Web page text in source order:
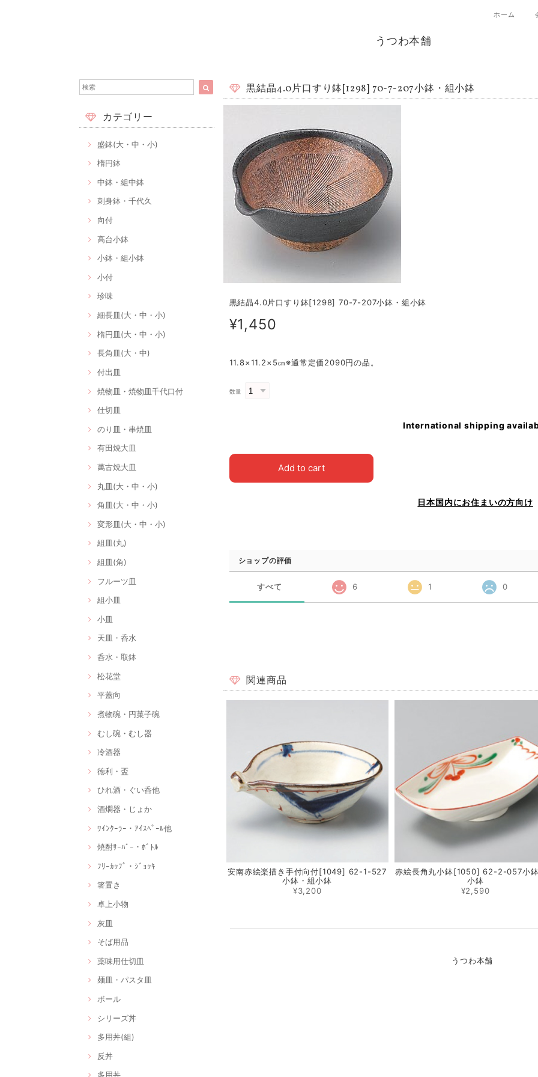
ホーム
うつわ本舗
カテゴリー
盛鉢(大・中・小)
楕円鉢
中鉢・組中鉢
刺身鉢・千代久
向付
高台小鉢
小鉢・組小鉢
小付
珍味
細長皿(大・中・小)
楕円皿(大・中・小)
長角皿(大・中)
付出皿
焼物皿・焼物皿千代口付
仕切皿
のり皿・串焼皿
有田焼大皿
萬古焼大皿
丸皿(大・中・小)
角皿(大・中・小)
変形皿(大・中・小)
組皿(丸)
組皿(角)
フルーツ皿
組小皿
小皿
天皿・呑水
呑水・取鉢
松花堂
平蓋向
煮物碗・円菓子碗
むし碗・むし器
冷酒器
徳利・盃
ひれ酒・ぐい呑他
酒燗器・じょか
ﾜｲﾝｸｰﾗｰ・ｱｲｽﾍﾟｰﾙ他
焼酎ｻｰﾊﾞｰ・ﾎﾞﾄﾙ
ﾌﾘｰｶｯﾌﾟ・ｼﾞｮｯｷ
箸置き
卓上小物
灰皿
そば用品
薬味用仕切皿
麺皿・パスタ皿
ボール
シリーズ丼
多用丼(組)
反丼
多用丼
黒結晶4.0片口すり鉢[1298] 70-7-207小鉢・組小鉢
黒結晶4.0片口すり鉢[1298] 70-7-207小鉢・組小鉢
¥1,450
11.8×11.2×5㎝※通常定価2090円の品。
数量
International shipping
Add to cart
日本国内にお住まいの方向け
ショップの評価
すべて 6 1 0
関連商品
安南赤絵楽描き手付向付[1049] 62-1-527
小鉢・組小鉢
¥3,200
赤絵長角丸小鉢[1050] 62-2-057小
小鉢
¥2,590
うつわ本舗